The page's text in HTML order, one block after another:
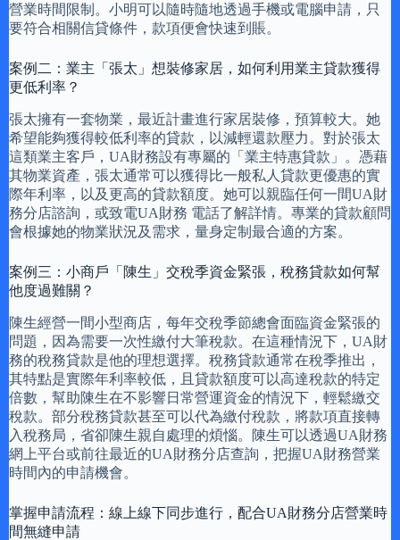
營業時間限制。小明可以隨時隨地透過手機或電腦申請，只
要符合相關信貸條件，款項便會快速到賬。
案例二：業主「張太」想裝修家居，如何利用業主貸款獲得
更低利率？
張太擁有一套物業，最近計畫進行家居裝修，預算較大。她
希望能夠獲得較低利率的貸款，以減輕還款壓力。對於張太
這類業主客戶，UA財務設有專屬的「業主特惠貸款」。憑藉
其物業資產，張太通常可以獲得比一般私人貸款更優惠的實
際年利率，以及更高的貸款額度。她可以親臨任何一間UA財
務分店諮詢，或致電UA財務 電話了解詳情。專業的貸款顧問
會根據她的物業狀況及需求，量身定制最合適的方案。
案例三：小商戶「陳生」交稅季資金緊張，稅務貸款如何幫
他度過難關？
陳生經營一間小型商店，每年交稅季節總會面臨資金緊張的
問題，因為需要一次性繳付大筆稅款。在這種情況下，UA財
務的稅務貸款是他的理想選擇。稅務貸款通常在稅季推出，
其特點是實際年利率較低，且貸款額度可以高達稅款的特定
倍數，幫助陳生在不影響日常營運資金的情況下，輕鬆繳交
稅款。部分稅務貸款甚至可以代為繳付稅款，將款項直接轉
入稅務局，省卻陳生親自處理的煩惱。陳生可以透過UA財務
網上平台或前往最近的UA財務分店查詢，把握UA財務營業
時間內的申請機會。
掌握申請流程：線上線下同步進行，配合UA財務分店營業時
間無縫申請